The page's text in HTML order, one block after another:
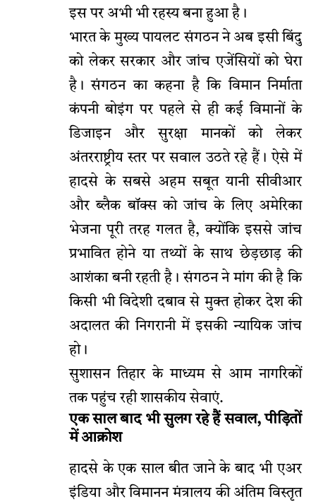
इस पर अभी भी रहस्य बना हुआ है।
भारत के मुख्य पायलट संगठन ने अब इसी बिंदु
को लेकर सरकार और जांच एजेंसियों को घेरा
है। संगठन का कहना है कि विमान निर्माता
कंपनी बोइंग पर पहले से ही कई विमानों के
डिजाइन और सुरक्षा मानकों को लेकर
अंतरराष्ट्रीय स्तर पर सवाल उठते रहे हैं। ऐसे में
हादसे के सबसे अहम सबूत यानी सीवीआर
और ब्लैक बॉक्स को जांच के लिए अमेरिका
भेजना पूरी तरह गलत है, क्योंकि इससे जांच
प्रभावित होने या तथ्यों के साथ छेड़छाड़ की
आशंका बनी रहती है। संगठन ने मांग की है कि
किसी भी विदेशी दबाव से मुक्त होकर देश की
अदालत की निगरानी में इसकी न्यायिक जांच
हो।
सुशासन तिहार के माध्यम से आम नागरिकों
तक पहुंच रही शासकीय सेवाएं.
एक साल बाद भी सुलग रहे हैं सवाल, पीड़ितों
में आक्रोश
हादसे के एक साल बीत जाने के बाद भी एअर
इंडिया और विमानन मंत्रालय की अंतिम विस्तृत